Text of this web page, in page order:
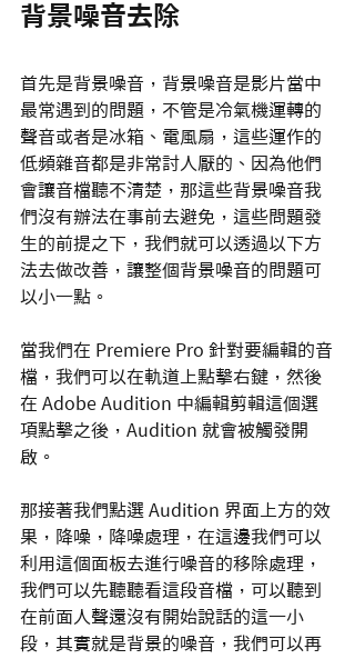
背景噪音去除
首先是背景噪音，背景噪音是影片當中
最常遇到的問題，不管是冷氣機運轉的
聲音或者是冰箱、電風扇，這些運作的
低頻雜音都是非常討人厭的、因為他們
會讓音檔聽不清楚，那這些背景噪音我
們沒有辦法在事前去避免，這些問題發
生的前提之下，我們就可以透過以下方
法去做改善，讓整個背景噪音的問題可
以小一點。
當我們在 Premiere Pro 針對要編輯的音
檔，我們可以在軌道上點擊右鍵，然後
在 Adobe Audition 中編輯剪輯這個選
項點擊之後，Audition 就會被觸發開
啟。
那接著我們點選 Audition 界面上方的效
果，降噪，降噪處理，在這邊我們可以
利用這個面板去進行噪音的移除處理，
我們可以先聽聽看這段音檔，可以聽到
在前面人聲還沒有開始說話的這一小
段，其實就是背景的噪音，我們可以再